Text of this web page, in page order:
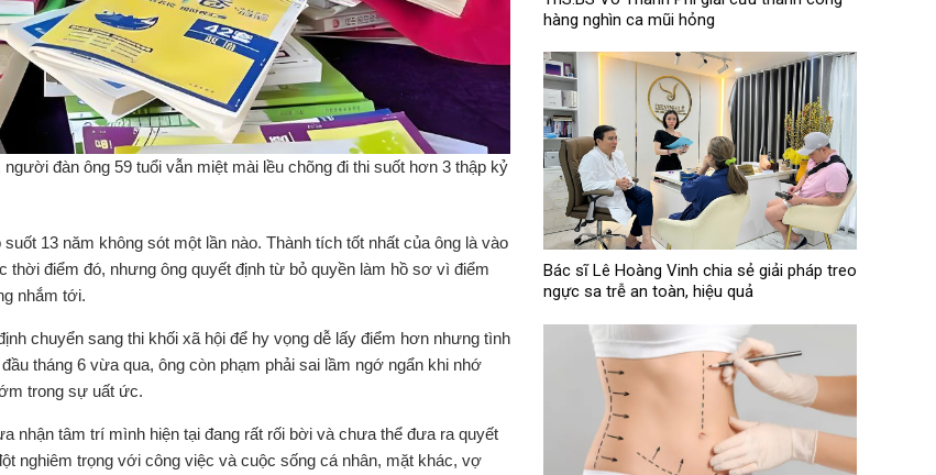
đàn ông 59 tuổi vẫn miệt mài lều chõng đi thi suốt hơn 3 thập kỷ
13 năm không sót một lần nào. Thành tích tốt nhất của ông là vào
điểm đó, nhưng ông quyết định từ bỏ quyền làm hồ sơ vì điểm
nhắm tới.
chuyển sang thi khối xã hội để hy vọng dễ lấy điểm hơn nhưng tình
tháng 6 vừa qua, ông còn phạm phải sai lầm ngớ ngẩn khi nhớ
trong sự uất ức.
nhận tâm trí mình hiện tại đang rất rối bời và chưa thể đưa ra quyết
nghiêm trọng với công việc và cuộc sống cá nhân, mặt khác, vợ
hàng nghìn ca mũi hỏng
Bác sĩ Lê Hoàng Vinh chia sẻ giải pháp treo
ngực sa trễ an toàn, hiệu quả